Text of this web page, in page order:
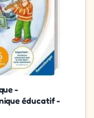
-
éducatif -